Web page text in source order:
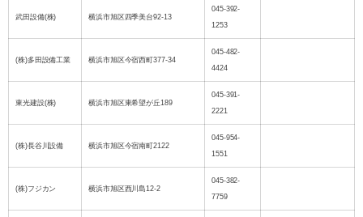
武田設備(株) 横浜市旭区四季美台92-13
045-392-
1253
(株)多田設備工業 横浜市旭区今宿西町377-34
045-482-
4424
東光建設(株) 横浜市旭区東希望が丘189
045-391-
2221
(株)長谷川設備 横浜市旭区今宿南町2122
045-954-
1551
(株)フジカン 横浜市旭区西川島12-2
045-382-
7759